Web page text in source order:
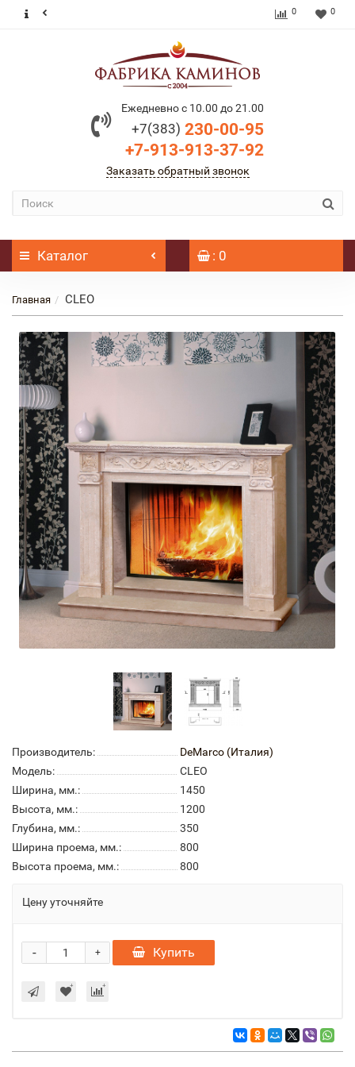
0 0
Ежедневно с 10.00 до 21.00
+7(383) 230-00-95
+7-913-913-37-92
Заказать обратный звонок
Каталог : 0
Главная CLEO
Производитель:
DeMarco (Италия)
Модель:
CLEO
Ширина, мм.:
1450
Высота, мм.:
1200
Глубина, мм.:
350
Ширина проема, мм.:
800
Высота проема, мм.:
800
Цену уточняйте
+
- Купить